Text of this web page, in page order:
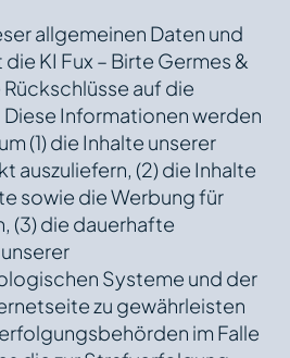
allgemeinen Daten und
KI Fux – Birte Germes &
auf die
Informationen werden
(1) die Inhalte unserer
auszuliefern, (2) die Inhalte
sowie die Werbung für
(3) die dauerhafte
Systeme und der
zu gewährleisten
im Falle